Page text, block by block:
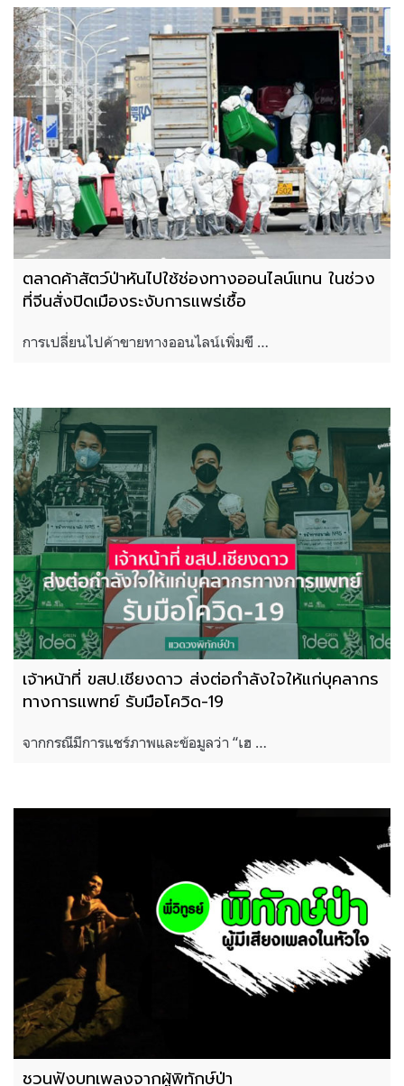
ตลาดค้าสัตว์ป่าหันไปใช้ช่องทางออนไลน์แทน ในช่วง
ที่จีนสั่งปิดเมืองระงับการแพร่เชื้อ
การเปลี่ยนไปค้าขายทางออนไลน์เพิ่มขึ …
เจ้าหน้าที่ ขสป.เชียงดาว ส่งต่อกำลังใจให้แก่บุคลากร
ทางการแพทย์ รับมือโควิด-19
จากกรณีมีการแชร์ภาพและข้อมูลว่า “เฮ …
ชวนฟังบทเพลงจากผู้พิทักษ์ป่า